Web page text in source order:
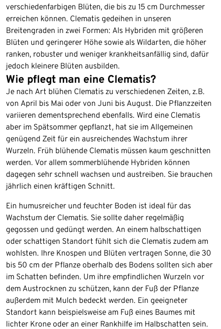
verschiedenfarbigen Blüten, die bis zu 15 cm Durchmesser
erreichen können. Clematis gedeihen in unseren
Breitengraden in zwei Formen: Als Hybriden mit größeren
Blüten und geringerer Höhe sowie als Wildarten, die höher
ranken, robuster und weniger krankheitsanfällig sind, dafür
jedoch kleinere Blüten ausbilden.
Wie pflegt man eine Clematis?
Je nach Art blühen Clematis zu verschiedenen Zeiten, z.B.
von April bis Mai oder von Juni bis August. Die Pflanzzeiten
variieren dementsprechend ebenfalls. Wird eine Clematis
aber im Spätsommer gepflanzt, hat sie im Allgemeinen
genügend Zeit für ein ausreichendes Wachstum ihrer
Wurzeln. Früh blühende Clematis müssen kaum geschnitten
werden. Vor allem sommerblühende Hybriden können
dagegen sehr schnell wachsen und austreiben. Sie brauchen
jährlich einen kräftigen Schnitt.
Ein humusreicher und feuchter Boden ist ideal für das
Wachstum der Clematis. Sie sollte daher regelmäßig
gegossen und gedüngt werden. An einem halbschattigen
oder schattigen Standort fühlt sich die Clematis zudem am
wohlsten. Ihre Knospen und Blüten vertragen Sonne, die 30
bis 50 cm der Pflanze oberhalb des Bodens sollten sich aber
im Schatten befinden. Um ihre empfindlichen Wurzeln vor
dem Austrocknen zu schützen, kann der Fuß der Pflanze
außerdem mit Mulch bedeckt werden. Ein geeigneter
Standort kann beispielsweise am Fuß eines Baumes mit
lichter Krone oder an einer Rankhilfe im Halbschatten sein.